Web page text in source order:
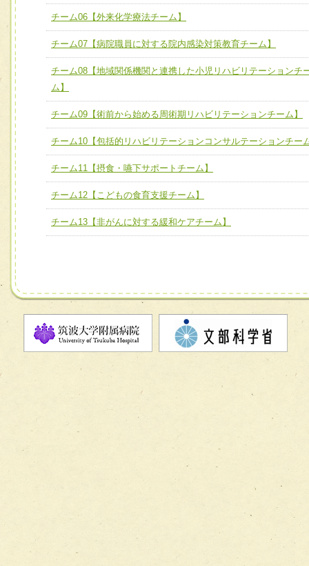
チーム06【外来化学療法チーム】
チーム07【病院職員に対する院内感染対策教育チーム】
チーム08【地域関係機関と連携した小児リハビリテーショ
チーム09【術前から始める周術期リハビリテーションチー
ム】
チーム10【包括的リハビリテーションコンサルテーション
ーム】
チーム11【摂食・嚥下サポートチーム】
チーム12【こどもの食育支援チーム】
チーム06【外来化学療法チーム】
チーム07【病院職員に対する院内感染対策教育チーム】
チーム08【地域関係機関と連携した小児リハビリテーションチ
ム】
チーム09【術前から始める周術期リハビリテーションチーム】
チーム10【包括的リハビリテーションコンサルテーションチー
チーム11【摂食・嚥下サポートチーム】
チーム12【こどもの食育支援チーム】
チーム13【非がんに対する緩和ケアチーム】